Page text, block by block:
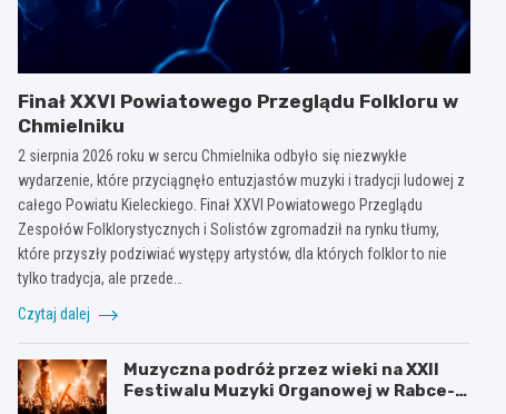
Finał XXVI Powiatowego Przeglądu Folkloru w
Chmielniku
2 sierpnia 2026 roku w sercu Chmielnika odbyło się niezwykłe
wydarzenie, które przyciągnęło entuzjastów muzyki i tradycji ludowej z
całego Powiatu Kieleckiego. Finał XXVI Powiatowego Przeglądu
Zespołów Folklorystycznych i Solistów zgromadził na rynku tłumy,
które przyszły podziwiać występy artystów, dla których folklor to nie
tylko tradycja, ale przede…
Czytaj dalej
Muzyczna podróż przez wieki na XXII
Festiwalu Muzyki Organowej w Rabce-